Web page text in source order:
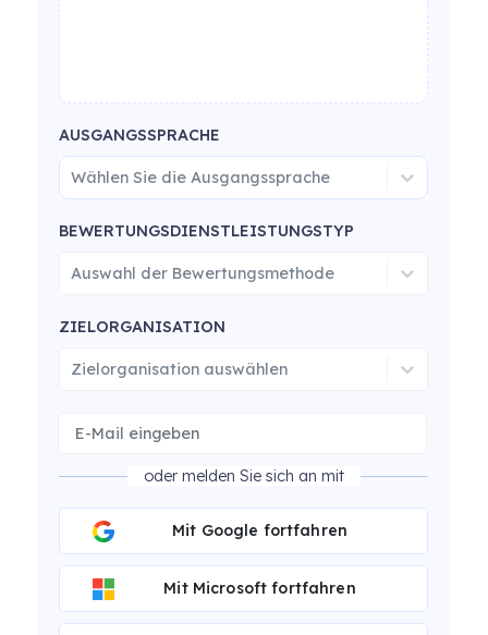
AUSGANGSSPRACHE
Wählen Sie die Ausgangssprache
BEWERTUNGSDIENSTLEISTUNGSTYP
Auswahl der Bewertungsmethode
ZIELORGANISATION
Zielorganisation auswählen
oder melden Sie sich an mit
Mit Google fortfahren
Mit Microsoft fortfahren